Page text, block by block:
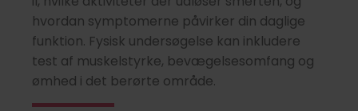
hvordan symptomerne påvirker din daglige
funktion. Fysisk undersøgelse kan inkludere
test af muskelstyrke, bevægelsesomfang og
ømhed i det berørte område.